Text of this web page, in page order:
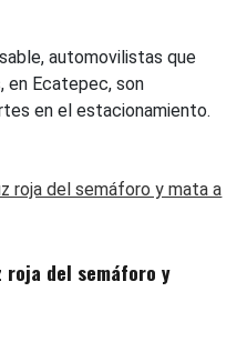
automovilistas que
en Ecatepec, son
en el estacionamiento.
roja del semáforo y